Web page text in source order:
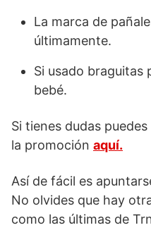
La marca de
últimamente.
Si usado braguitas
bebé.
Si tienes dudas
la promoción aquí.
Así de fácil es
No olvides que hay
como las últimas de